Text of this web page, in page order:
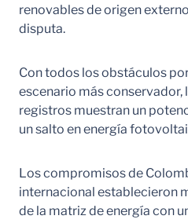
renovables de origen
disputa.
Con todos los obstáculos
escenario más conservador,
registros muestran un
un salto en energía
Los compromisos de
internacional establecieron
de la matriz de energía con